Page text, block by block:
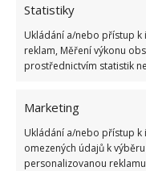
Statistiky
Ukládání a/nebo přístup k
reklam, Měření výkonu
prostřednictvím statistik
Marketing
Ukládání a/nebo přístup k
omezených údajů k
personalizovanou
Šalvěj
hojivé účinky,
zánět kloubů a
řeší PMS,
nachlazení,
podporuje